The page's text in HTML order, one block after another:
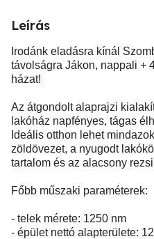
Leírás
Irodánk eladásra kínál
távolságra Jákon, nappali +
házat!
Az átgondolt alaprajzi
lakóház napfényes, tágas
Ideális otthon lehet
zöldövezet, a nyugodt
tartalom és az alacsony
Főbb műszaki paraméterek:
- telek mérete: 1250 nm
- épület nettó alapterülete: